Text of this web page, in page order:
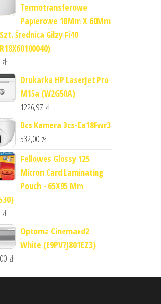
Termotransferowe
Papierowe 18Mm X 60Mm
Średnica Gilzy Fi40
zł
Drukarka HP LaserJet Pro
M15a (W2G50A)
1226,97 zł
Bcs Kamera Bcs-Ea18Fwr3
532,00 zł
Fellowes Glossy 125
Micron Card Laminating
Pouch - 65X95 Mm
zł
Optoma Cinemaxd2 -
White (E9PV7J801EZ3)
zł